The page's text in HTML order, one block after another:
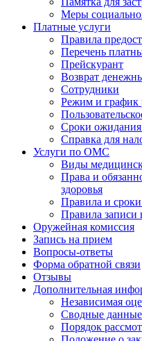
Меры
Платные услуги
Правила
Перечень
Прейскурант
Возврат
Сотрудники
Режим и график
Сроки
Справка для
Услуги по ОМС
Виды
Права и
здоровья
Правила и
Правила записи
Оружейная комиссия
Запись на прием
Вопросы-ответы
Форма обратной связи
Отзывы
Дополнительная
Независимая
Сводные
Порядок